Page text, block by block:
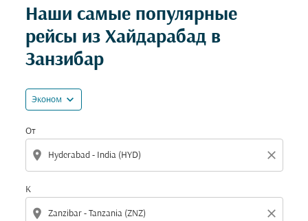
Наши самые популярные
рейсы из Хайдарабад в
Занзибар
Эконом expand_more
От
location_on close
К
location_on close
Попробуйте обновить свой маршрут